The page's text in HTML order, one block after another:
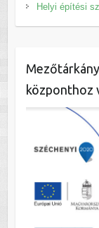
Helyi építési
központhoz